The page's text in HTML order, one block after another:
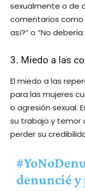
sexualmente o de
comentarios como
así?” o “No
3. Miedo a las
El miedo a las
para las mujeres
o agresión sexual.
su trabajo y temor
perder su
denuncié y